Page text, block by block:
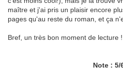
maître et j'ai pris un plaisir encore
pages qu'au reste du roman, et ça
Bref, un très bon moment de lecture !
Note : 5/